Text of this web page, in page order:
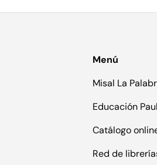
Menú
Misal La
Educación
Catálogo
Red de